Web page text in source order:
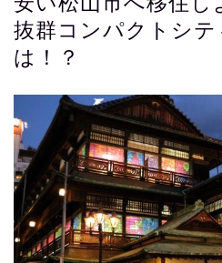
抜群コンパクトシテ
は！？